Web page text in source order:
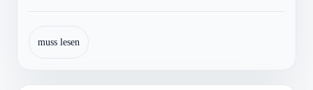
muss lesen